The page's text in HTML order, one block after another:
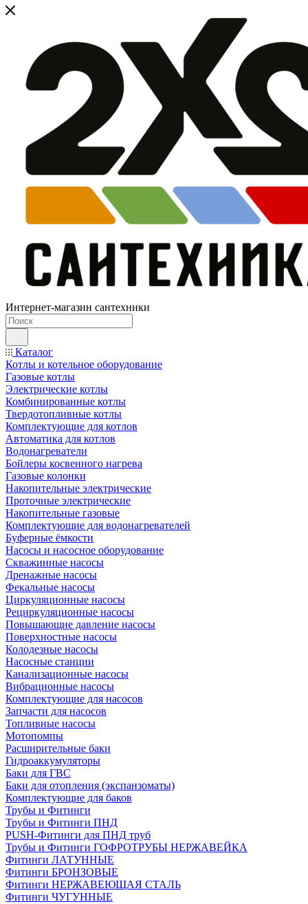
Интернет-магазин сантехники
Каталог
Котлы и котельное оборудование
Газовые котлы
Электрические котлы
Комбинированные котлы
Твердотопливные котлы
Комплектующие для котлов
Автоматика для котлов
Водонагреватели
Бойлеры косвенного нагрева
Газовые колонки
Накопительные электрические
Проточные электрические
Накопительные газовые
Комплектующие для водонагревателей
Буферные ёмкости
Насосы и насосное оборудование
Скважинные насосы
Дренажные насосы
Фекальные насосы
Циркуляционные насосы
Рециркуляционные насосы
Повышающие давление насосы
Поверхностные насосы
Колодезные насосы
Насосные станции
Канализационные насосы
Вибрационные насосы
Комплектующие для насосов
Запчасти для насосов
Топливные насосы
Мотопомпы
Расширительные баки
Гидроаккумуляторы
Баки для ГВС
Баки для отопления (экспанзоматы)
Комплектующие для баков
Трубы и Фитинги
Трубы и Фитинги ПНД
PUSH-Фитинги для ПНД труб
Трубы и Фитинги ГОФРОТРУБЫ НЕРЖАВЕЙКА
Фитинги ЛАТУННЫЕ
Фитинги БРОНЗОВЫЕ
Фитинги НЕРЖАВЕЮЩАЯ СТАЛЬ
Фитинги ЧУГУННЫЕ